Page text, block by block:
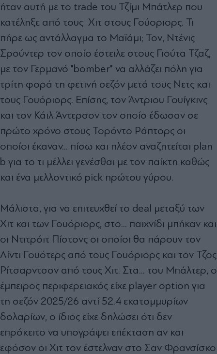
ήταν αυτή με το trade του Τζίμι Μπάτλερ που
κατέληξε από τους Χιτ στους Γούοριορς. Τι
πήρε ως αντάλλαγμα το Μαϊάμι; Toν, Ντένις
Σρούντερ τον οποίο έστειλε στους Γιούτα Τζαζ,
με τον Γερμανό "bomber" να αλλάζει πόλη για
τρίτη φορά τη φετινή σεζόν μετά τους Νετς και
τους Γουόριορς. Επίσης, τον Άντριου Γουίγκινς
και τον Κάιλ Άντερσον τον οποίο έδωσαν σε
πρώτο χρόνο στους Τορόντο Ράπτορς οι
οποίοι έκαναν... πίσω και πλέον αναζητείται plan
b για το τι μέλλει γενέσθαι με τον παίκτη καθώς
και ένα μελλοντικό pick πρώτου γύρου.
Μάλιστα, για να επιτευχθεί το deal μεταξύ των
Χιτ και των Γουόριορς, στο... παιχνίδι μπήκαν και
οι Ντιτρόιτ Πίστονς οι οποίοι θα πάρουν τον
Λίντι Γουότερς από τους Γουόριορς και τον Τζος
Ρίτσαρντσον από τους Χιτ. Στα... του Μπάλτερ, ο
έμπειρος περιφερειακός είχε player option για
τη σεζόν 2025/26 αντί 52.4 εκατομμυρίων
δολαρίων, ο ίδιος είχε δηλώσει ότι δεν
επρόκειτο να υπογράψει επέκταση αν και
εφόσον οι Χιτ τον έστελναν στο Σαν Φρανσίσκο